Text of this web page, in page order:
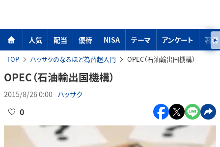
人気 配当 優待 NISA テーマ アンケート 著者
TOP ハッサクのなるほど為替超入門 OPEC（石油輸出国機構）
OPEC（石油輸出国機構）
2015/8/26 0:00 ハッサク
0